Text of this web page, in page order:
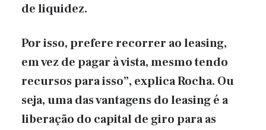
de liquidez.
Por isso, prefere recorrer ao leasing,
em vez de pagar à vista, mesmo tendo
recursos para isso”, explica Rocha. Ou
seja, uma das vantagens do leasing é a
liberação do capital de giro para as